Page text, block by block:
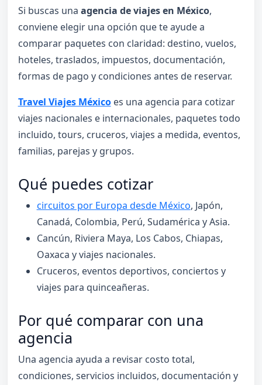
Si buscas una agencia de viajes en México,
conviene elegir una opción que te ayude a
comparar paquetes con claridad: destino, vuelos,
hoteles, traslados, impuestos, documentación,
formas de pago y condiciones antes de reservar.
Travel Viajes Méxicoes una agencia para cotizar
viajes nacionales e internacionales, paquetes todo
incluido, tours, cruceros, viajes a medida, eventos,
familias, parejas y grupos.
Qué puedes cotizar
circuitos por Europa desde México, Japón,
Canadá, Colombia, Perú, Sudamérica y Asia.
Cancún, Riviera Maya, Los Cabos, Chiapas,
Oaxaca y viajes nacionales.
Cruceros, eventos deportivos, conciertos y
viajes para quinceañeras.
Por qué comparar con una
agencia
Una agencia ayuda a revisar costo total,
condiciones, servicios incluidos, documentación y